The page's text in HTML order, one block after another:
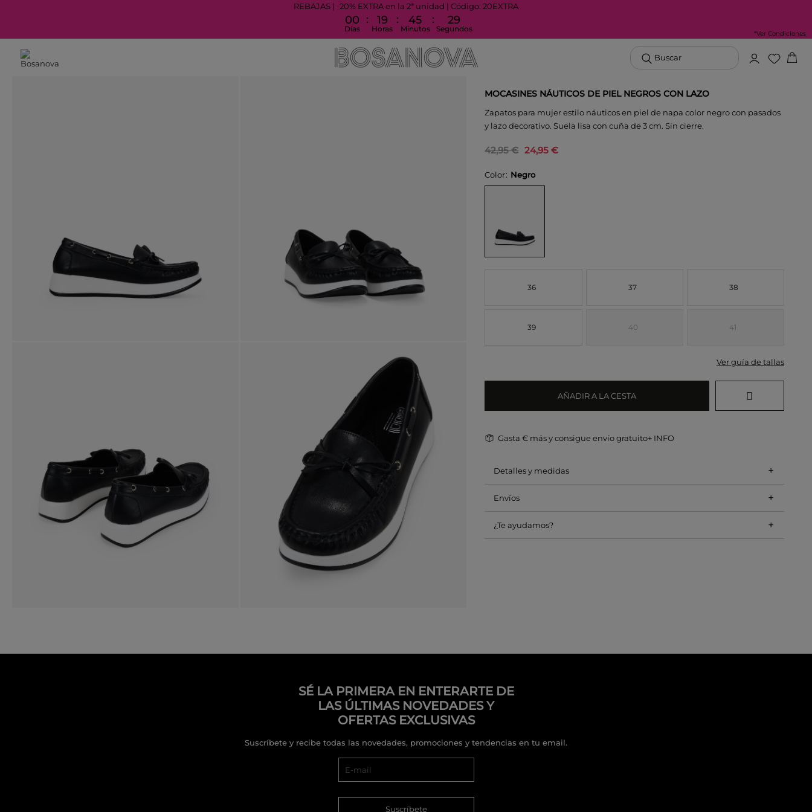
REBAJAS | -20% EXTRA en la 2ª unidad | Código: 20EXTRA
00
Días
: 19
Horas
: 45
Minutos
: 28
Segundos
*Ver Condiciones
Buscar
MOCASINES NÁUTICOS DE PIEL NEGROS CON LAZO
Zapatos para mujer estilo náuticos en piel de napa color negro con pasados
y lazo decorativo. Suela lisa con cuña de 3 cm. Sin cierre.
24,95 €
42,95 €
Color Negro
36 37 38
39 40 41
Ver guía de tallas
AÑADIR A LA CESTA
Gasta€ más y consigue envío gratuito+ INFO
Detalles y medidas +
Envíos +
¿Te ayudamos? +
SÉ LA PRIMERA EN ENTERARTE DE
LAS ÚLTIMAS NOVEDADES Y
OFERTAS EXCLUSIVAS
Suscríbete y recibe todas las novedades, promociones y tendencias en tu email.
Suscríbete